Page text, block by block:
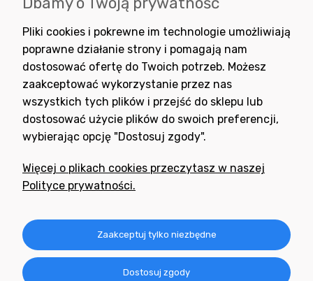
Wyrażam zgodę na otrzymywanie newslettera z inspiracjami,
nowościami i promocjami.
Potrzebujesz pomocy
+48 791 806 804
Informacje
Obsługa zamówień
Pliki cookies i pokrewne im technologie umożliwiają
poprawne działanie strony i pomagają nam
dostosować ofertę do Twoich potrzeb. Możesz
zaakceptować wykorzystanie przez nas
wszystkich tych plików i przejść do sklepu lub
dostosować użycie plików do swoich preferencji,
wybierając opcję "Dostosuj zgody".
Więcej o plikach cookies przeczytasz w naszej
Polityce prywatności.
Zaakceptuj tylko niezbędne
Dostosuj zgody